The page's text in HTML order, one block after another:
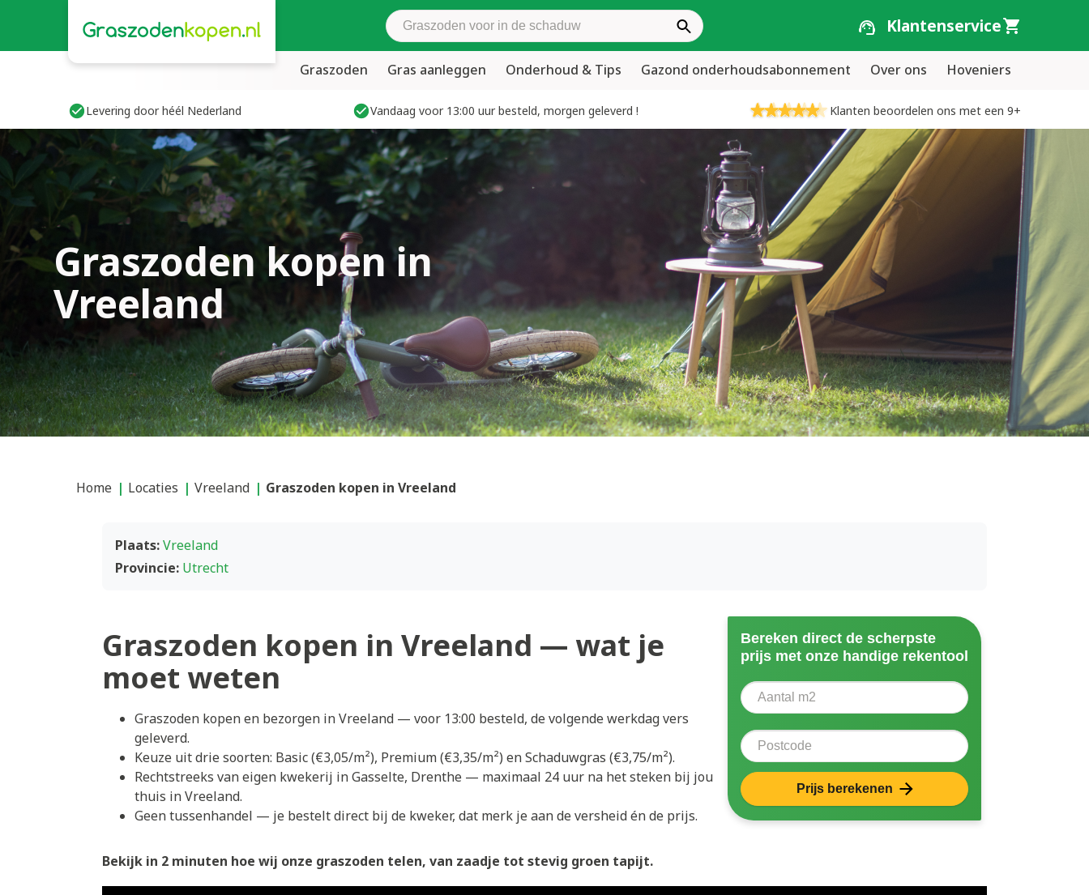
Zoek graszoden Klantenservice
Graszoden Gras aanleggen Onderhoud & Tips Gazond onderhoudsabonnement Over ons Hoveniers
Levering door héél Nederland Vandaag voor 13:00 uur besteld, morgen geleverd ! Klanten beoordelen ons met een 9+
Graszoden kopen in
Vreeland
Home Locaties Vreeland Graszoden kopen in Vreeland
Plaats:Vreeland
Provincie: Utrecht
Graszoden kopen in Vreeland — wat je
moet weten
Graszoden kopen en bezorgen in Vreeland — voor 13:00 besteld, de volgende werkdag vers
geleverd.
Keuze uit drie soorten: Basic (€3,05/m²), Premium (€3,35/m²) en Schaduwgras (€3,75/m²).
Rechtstreeks van eigen kwekerij in Gasselte, Drenthe — maximaal 24 uur na het steken bij jou
thuis in Vreeland.
Geen tussenhandel — je bestelt direct bij de kweker, dat merk je aan de versheid én de prijs.
Bereken direct de scherpste
prijs met onze handige rekentool
Aantal vierkante meter
Postcode
Prijs berekenen
Bekijk in 2 minuten hoe wij onze graszoden telen, van zaadje tot stevig groen tapijt.